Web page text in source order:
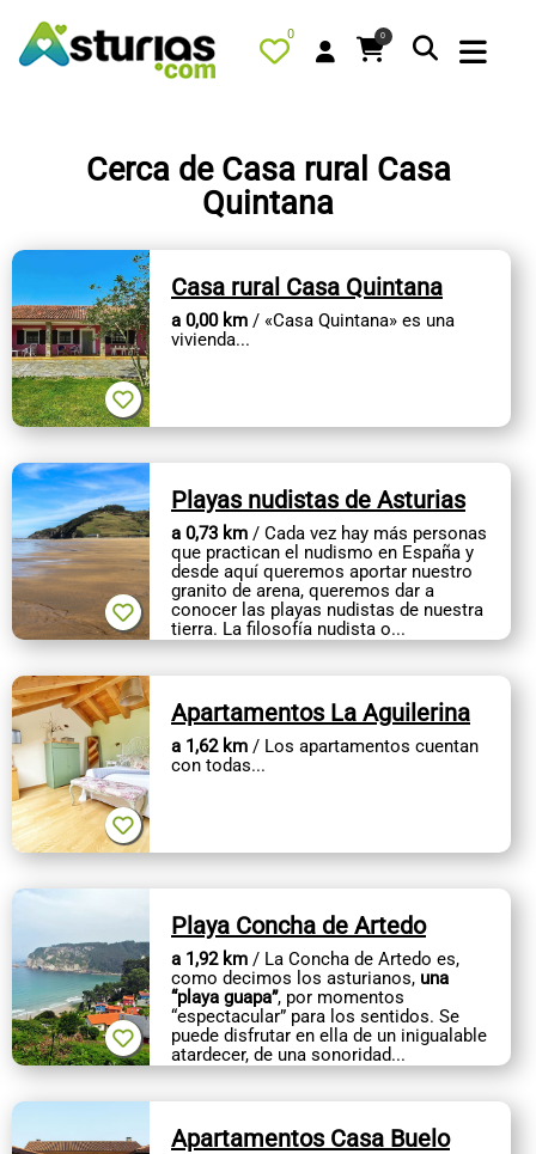
0 0
QUÉ HACER
ALOJAMIENTOS
RESTAURANTES
TURISMO ACTIVO
TIENDA
AGENDA
OFERTAS
CONTACTO
Cerca de Casa rural Casa
Quintana
Casa rural Casa Quintana
a 0,00 km / «Casa Quintana» es una
vivienda...
Playas nudistas de Asturias
a 0,73 km / Cada vez hay más personas
que practican el nudismo en España y
desde aquí queremos aportar nuestro
granito de arena, queremos dar a
conocer las playas nudistas de nuestra
tierra. La filosofía nudista o...
Apartamentos La Aguilerina
a 1,62 km / Los apartamentos cuentan
con todas...
Playa Concha de Artedo
a 1,92 km / La Concha de Artedo es,
como decimos los asturianos, una
“playa guapa”, por momentos
“espectacular” para los sentidos. Se
puede disfrutar en ella de un inigualable
atardecer, de una sonoridad...
Apartamentos Casa Buelo